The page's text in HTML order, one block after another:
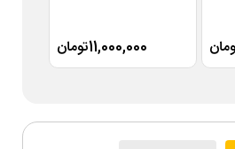
11,000,000تومان